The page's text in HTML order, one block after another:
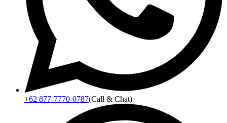
+62 877-7770-0787(Call & Chat)